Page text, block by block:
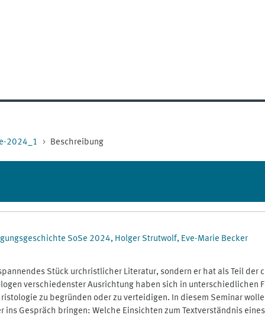
2024_1 Beschreibung
SoSe 2024, Holger Strutwolf, Eve-Marie Becker
Stück urchristlicher Literatur, sondern er hat als Teil
verschiedenster Ausrichtung haben sich in unterschiedlichen
zu begründen oder zu verteidigen. In diesem Seminar
Gespräch bringen: Welche Einsichten zum Textverständnis